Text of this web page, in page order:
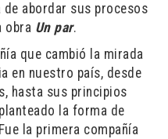
abordar sus procesos
obra Un par.
que cambió la mirada
en nuestro país, desde
hasta sus principios
la forma de
la primera compañía